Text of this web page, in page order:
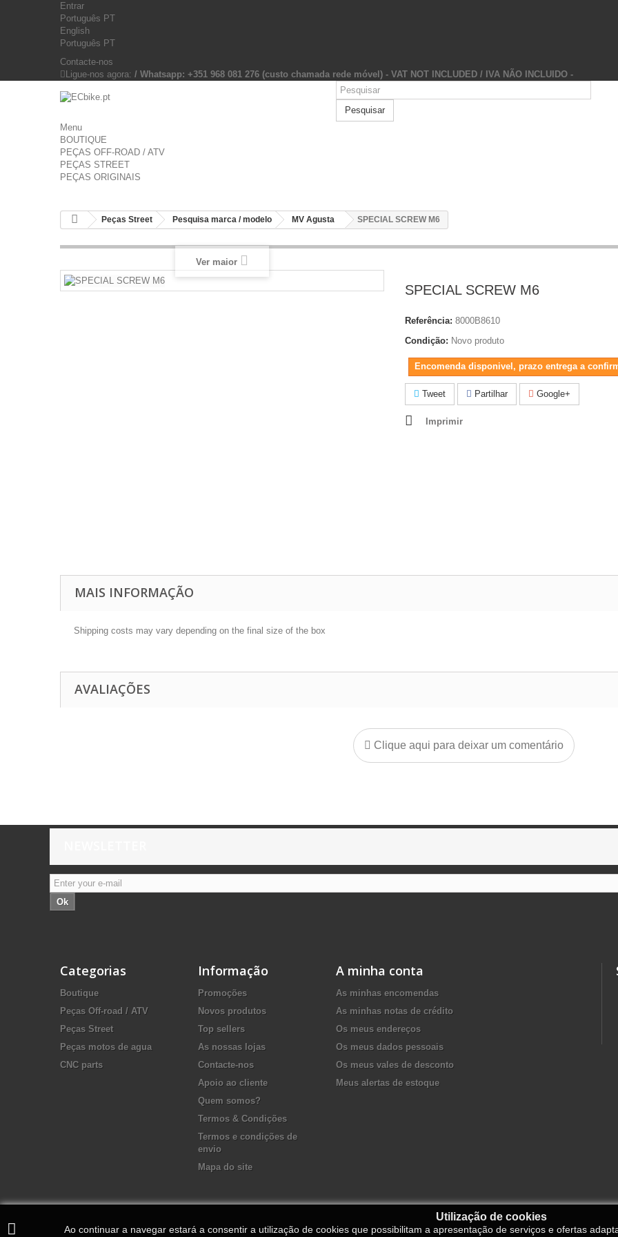
Entrar
Português PT
English
Português PT
Contacte-nos
Ligue-nos agora: / Whatsapp: +351 968 081 276 (custo chamada rede móvel) - VAT NOT INCLUDED / IVA NÃO INCLUIDO -
Pesquisar
Menu
BOUTIQUE
PEÇAS OFF-ROAD / ATV
PEÇAS STREET
PEÇAS ORIGINAIS
Peças Street Pesquisa marca / modelo MV Agusta SPECIAL SCREW M6
Ver maior
SPECIAL SCREW M6
Referência: 8000B8610
Condição: Novo produto
Encomenda disponivel, prazo entrega a
Tweet Partilhar Google+
Imprimir
MAIS INFORMAÇÃO
Shipping costs may vary depending on the final size of the box
AVALIAÇÕES
Clique aqui para deixar um comentário
Ok
Categorias
Boutique
Peças Off-road / ATV
Peças Street
Peças motos de agua
CNC parts
Informação
Promoções
Novos produtos
Top sellers
As nossas lojas
Contacte-nos
Apoio ao cliente
Quem somos?
Termos & Condições
Termos e condições de
envio
Mapa do site
A minha conta
As minhas encomendas
As minhas notas de crédito
Os meus endereços
Os meus dados pessoais
Os meus vales de desconto
Meus alertas de estoque
Utilização de cookies
Ao continuar a navegar estará a consentir a utilização de cookies que possibilitam a apresentação de serviços e ofertas